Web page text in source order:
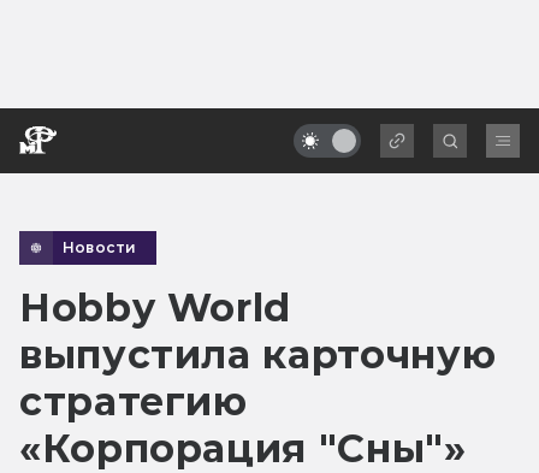
Новости
Hobby World
выпустила карточную
стратегию
«Корпорация "Сны"»